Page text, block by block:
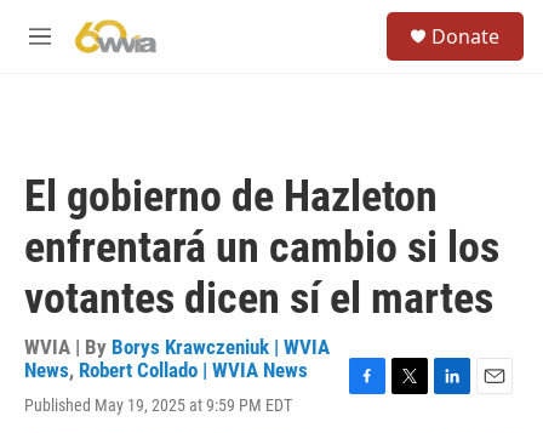
M
Donate
El gobierno de Hazleton
enfrentará un cambio si los
votantes dicen sí el martes
WVIA | By Borys Krawczeniuk | WVIA
News, Robert Collado | WVIA News
Published May 19, 2025 at 9:59 PM EDT